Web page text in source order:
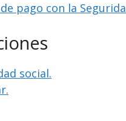
pago con la
social.